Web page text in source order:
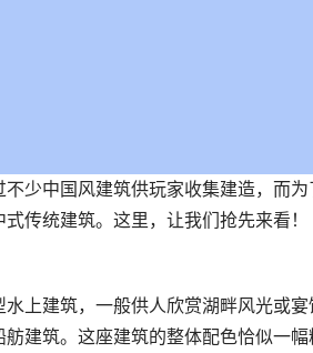
不少中国风建筑供玩家收集建造，而
传统建筑。这里，让我们抢先来看！
上建筑，一般供人欣赏湖畔风光或
建筑。这座建筑的整体配色恰似一